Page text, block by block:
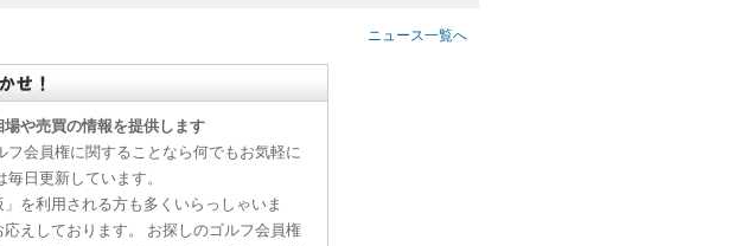
ニュース一覧へ
や売買の情報を提供します
会員権に関することなら何でもお気軽に
日更新しています。
を利用される方も多くいらっしゃいま
えしております。 お探しのゴルフ会員権